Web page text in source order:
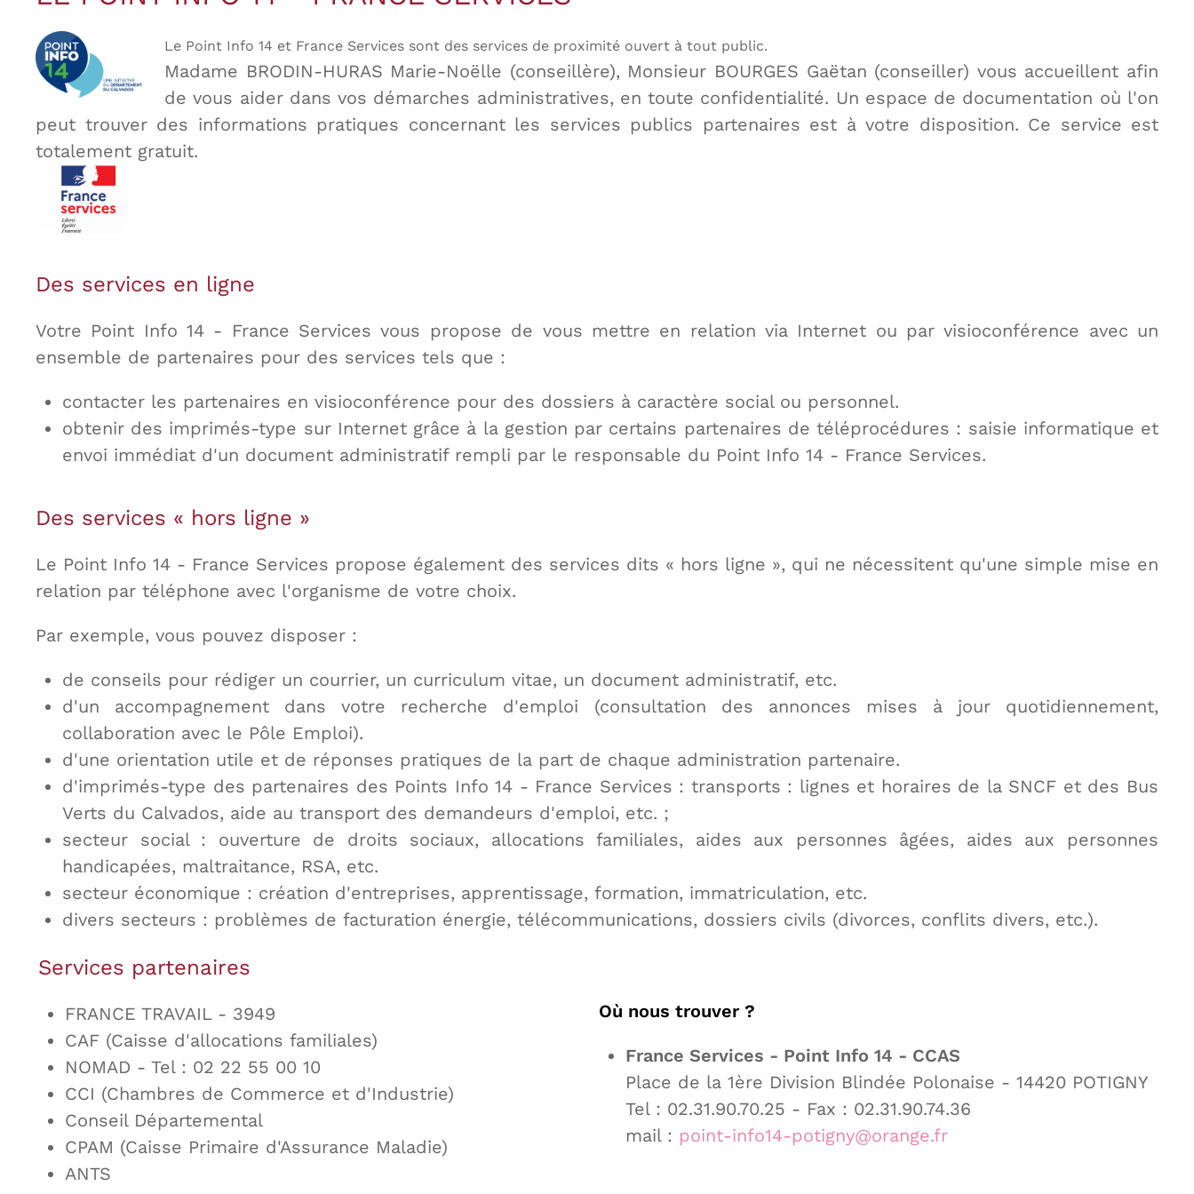
Le Point Info 14 et France Services sont des services de proximité ouvert à tout public.
Madame BRODIN-HURAS Marie-Noëlle (conseillère), Monsieur BOURGES Gaëtan (conseiller) vous accueillent afin
de vous aider dans vos démarches administratives, en toute confidentialité. Un espace de documentation où l'on
peut trouver des informations pratiques concernant les services publics partenaires est à votre disposition. Ce service est
totalement gratuit.
Des services en ligne
Votre Point Info 14 - France Services vous propose de vous mettre en relation via Internet ou par visioconférence avec un
ensemble de partenaires pour des services tels que :
contacter les partenaires en visioconférence pour des dossiers à caractère social ou personnel.
obtenir des imprimés-type sur Internet grâce à la gestion par certains partenaires de téléprocédures : saisie informatique et
envoi immédiat d'un document administratif rempli par le responsable du Point Info 14 - France Services.
Des services « hors ligne »
Le Point Info 14 - France Services propose également des services dits « hors ligne », qui ne nécessitent qu'une simple mise en
relation par téléphone avec l'organisme de votre choix.
Par exemple, vous pouvez disposer :
de conseils pour rédiger un courrier, un curriculum vitae, un document administratif, etc.
d'un accompagnement dans votre recherche d'emploi (consultation des annonces mises à jour quotidiennement,
collaboration avec le Pôle Emploi).
d'une orientation utile et de réponses pratiques de la part de chaque administration partenaire.
d'imprimés-type des partenaires des Points Info 14 - France Services : transports : lignes et horaires de la SNCF et des Bus
Verts du Calvados, aide au transport des demandeurs d'emploi, etc. ;
secteur social : ouverture de droits sociaux, allocations familiales, aides aux personnes âgées, aides aux personnes
handicapées, maltraitance, RSA, etc.
secteur économique : création d'entreprises, apprentissage, formation, immatriculation, etc.
divers secteurs : problèmes de facturation énergie, télécommunications, dossiers civils (divorces, conflits divers, etc.).
Services partenaires
FRANCE TRAVAIL - 3949
CAF (Caisse d'allocations familiales)
NOMAD - Tel : 02 22 55 00 10
CCI (Chambres de Commerce et d'Industrie)
Conseil Départemental
CPAM (Caisse Primaire d'Assurance Maladie)
ANTS
Où nous trouver ?
France Services - Point Info 14 - CCAS
Place de la 1ère Division Blindée Polonaise - 14420 POTIGNY
Tel : 02.31.90.70.25 - Fax : 02.31.90.74.36
mail : point-info14-potigny@orange.fr